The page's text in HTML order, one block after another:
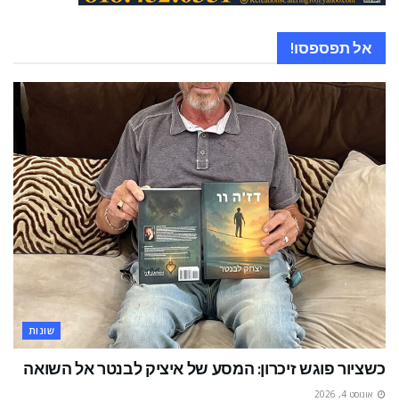
אל תפספסו!
שונות
כשציור פוגש זיכרון: המסע של איציק לבנטר אל השואה
אוגוסט 4, 2026